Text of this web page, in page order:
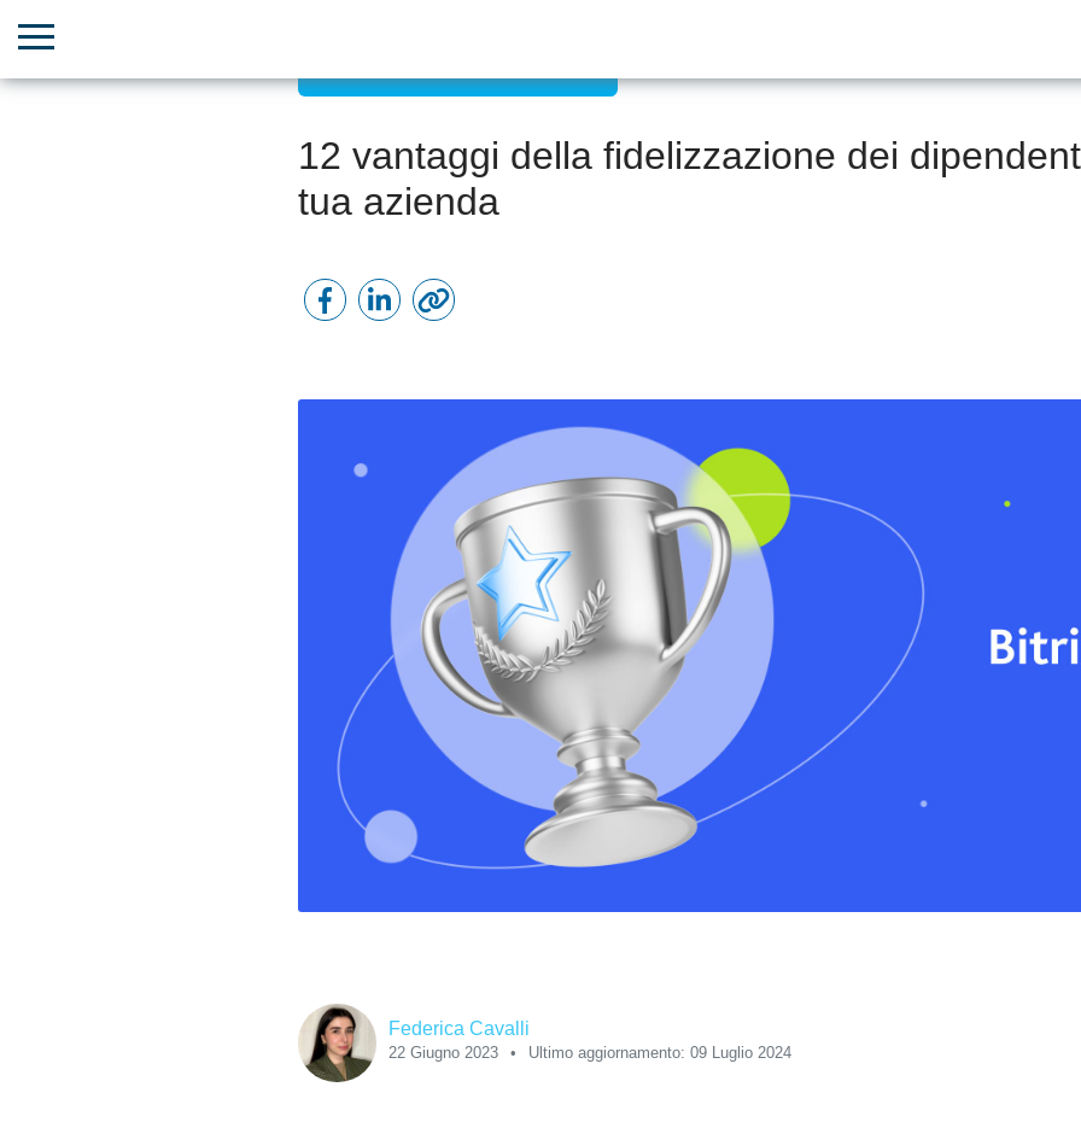
12 vantaggi della fidelizzazione dei
tua azienda
Federica Cavalli
22 Giugno 2023 Ultimo aggiornamento: 09 Luglio 2024